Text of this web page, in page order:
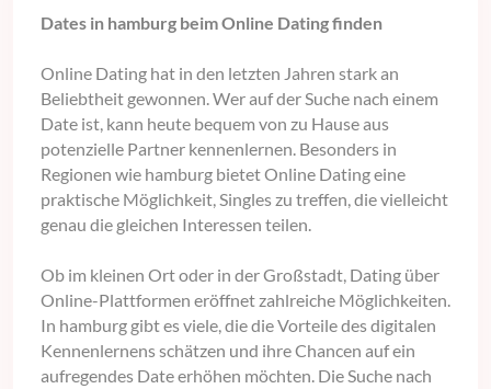
Dates in hamburg beim Online Dating finden
Online Dating hat in den letzten Jahren stark an
Beliebtheit gewonnen. Wer auf der Suche nach einem
Date ist, kann heute bequem von zu Hause aus
potenzielle Partner kennenlernen. Besonders in
Regionen wie hamburg bietet Online Dating eine
praktische Möglichkeit, Singles zu treffen, die vielleicht
genau die gleichen Interessen teilen.
Ob im kleinen Ort oder in der Großstadt, Dating über
Online-Plattformen eröffnet zahlreiche Möglichkeiten.
In hamburg gibt es viele, die die Vorteile des digitalen
Kennenlernens schätzen und ihre Chancen auf ein
aufregendes Date erhöhen möchten. Die Suche nach